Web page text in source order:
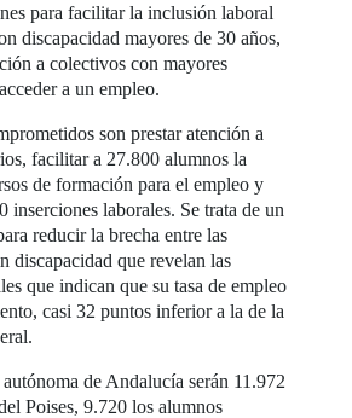
para facilitar la inclusión laboral
discapacidad mayores de 30 años,
a colectivos con mayores
a un empleo.
son prestar atención a
facilitar a 27.800 alumnos la
de formación para el empleo y
inserciones laborales. Se trata de un
reducir la brecha entre las
discapacidad que revelan las
que indican que su tasa de empleo
casi 32 puntos inferior a la de la
de Andalucía serán 11.972
Poises, 9.720 los alumnos